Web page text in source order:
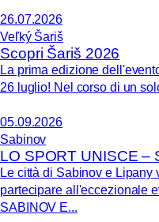
26.07.2026
Veľký Šariš
Scopri Šariš 2026
La prima edizione
26 luglio! Nel corso di un
05.09.2026
Sabinov
LO SPORT UNISCE –
Le città di Sabinov e
partecipare all'eccezionale
SABINOV E...